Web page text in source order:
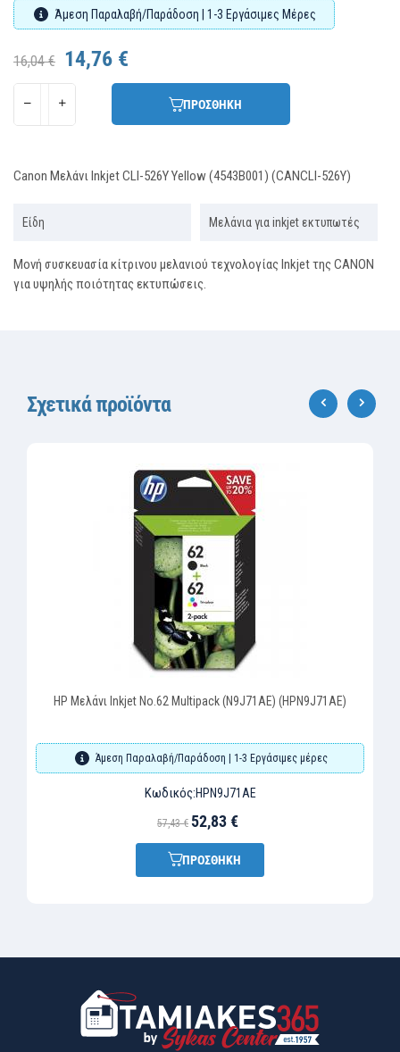
Άμεση Παραλαβή/Παράδοση | 1-3 Εργάσιμες Μέρες
16,04 € 14,76 €
ΠΡΟΣΘΗΚΗ
Canon Μελάνι Inkjet CLI-526Y Yellow (4543B001) (CANCLI-526Y)
Είδη Μελάνια για inkjet εκτυπωτές
Μονή συσκευασία κίτρινου μελανιού τεχνολογίας Inkjet της CANON
για υψηλής ποιότητας εκτυπώσεις.
Σχετικά προϊόντα
HP Μελάνι Inkjet No.62 Multipack (N9J71AE) (HPN9J71AE)
Άμεση Παραλαβή/Παράδοση | 1-3 Εργάσιμες μέρες
Κωδικός:HPN9J71AE
57,43 € 52,83 €
ΠΡΟΣΘΗΚΗ